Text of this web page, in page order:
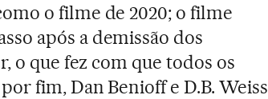
o filme de 2020; o filme
após a demissão dos
o que fez com que todos os
fim, Dan Benioff e D.B. Weiss